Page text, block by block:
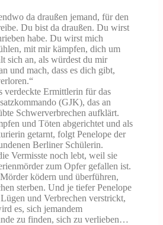
da draußen jemand, für den
Du bist da draußen. Du wirst
habe. Du wirst mich
mit mir kämpfen, dich um
sich an, als würdest du mir
und mach, dass es dich gibt,
verdeckte Ermittlerin für das
(GJK), das an
Schwerverbrechen aufklärt.
und Töten abgerichtet und als
getarnt, folgt Penelope der
Berliner Schülerin.
Vermisste noch lebt, weil sie
zum Opfer gefallen ist.
ködern und überführen,
sterben. Und je tiefer Penelope
und Verbrechen verstrickt,
es, sich jemandem
zu finden, sich zu verlieben…